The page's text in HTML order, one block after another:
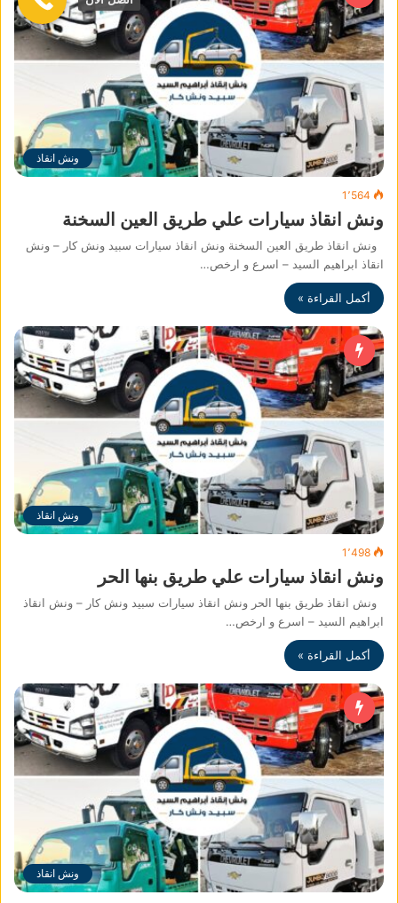
ونش انقاذ
1٬564
ونش انقاذ سيارات علي طريق العين السخنة
ونش انقاذ طريق العين السخنة ونش انقاذ سيارات سبيد ونش كار – ونش
انقاذ ابراهيم السيد – اسرع و ارخص…
أكمل القراءة »
ونش انقاذ
1٬498
ونش انقاذ سيارات علي طريق بنها الحر
ونش انقاذ طريق بنها الحر ونش انقاذ سيارات سبيد ونش كار – ونش انقاذ
ابراهيم السيد – اسرع و ارخص…
أكمل القراءة »
ونش انقاذ